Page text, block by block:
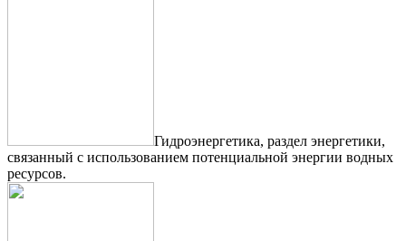
Гидроэнергетика, раздел энергетики,
связанный с использованием потенциальной энергии водных
ресурсов.